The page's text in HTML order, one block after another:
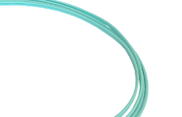
Waarschuwing